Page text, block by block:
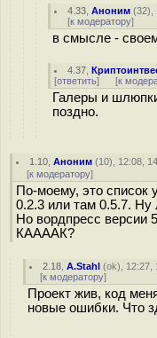
4.33 ,Аноним (32),
[к модератору]
в смысле -
4.37 ,
[ответить] [к
Галеры и
поздно.
1.10 ,Аноним (10), 12:08,
[к модератору]
По-моему, это список
0.2.3 или там 0.5.7. Ну
Но вордпресс версии
КААААК?
2.18 ,A.Stahl (ok), 12:27,
[к модератору]
Проект жив, код
новые ошибки. Что